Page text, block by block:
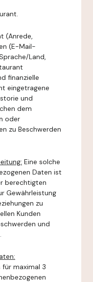
(Anrede,
(E-Mail-
Land,
finanzielle
eingetragene
und
dem
oder
zu Beschwerden
Eine solche
Daten ist
berechtigten
Gewährleistung
zu
Kunden
und
für maximal 3